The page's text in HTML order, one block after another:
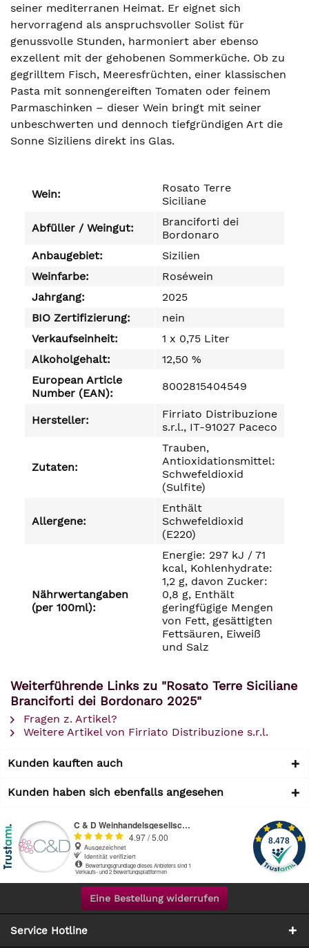
seiner mediterranen Heimat. Er eignet sich
hervorragend als anspruchsvoller Solist für
genussvolle Stunden, harmoniert aber ebenso
exzellent mit der gehobenen Sommerküche. Ob zu
gegrilltem Fisch, Meeresfrüchten, einer klassischen
Pasta mit sonnengereiften Tomaten oder feinem
Parmaschinken – dieser Wein bringt mit seiner
unbeschwerten und dennoch tiefgründigen Art die
Sonne Siziliens direkt ins Glas.
Wein:
Rosato Terre
Siciliane
Abfüller / Weingut:
Branciforti dei
Bordonaro
Anbaugebiet:
Sizilien
Weinfarbe:
Roséwein
Jahrgang:
2025
BIO Zertifizierung:
nein
Verkaufseinheit:
1 x 0,75 Liter
Alkoholgehalt:
12,50 %
European Article
Number (EAN):
8002815404549
Hersteller:
Firriato Distribuzione
s.r.l., IT-91027 Paceco
Zutaten:
Trauben,
Antioxidationsmittel:
Schwefeldioxid
(Sulfite)
Allergene:
Enthält
Schwefeldioxid
(E220)
Nährwertangaben
(per 100ml):
Energie: 297 kJ / 71
kcal, Kohlenhydrate:
1,2 g, davon Zucker:
0,8 g, Enthält
geringfügige Mengen
von Fett, gesättigten
Fettsäuren, Eiweiß
und Salz
Weiterführende Links zu "Rosato Terre Siciliane
Branciforti dei Bordonaro 2025"
Fragen z. Artikel?
Weitere Artikel von Firriato Distribuzione s.r.l.
Kunden kauften auch
Kunden haben sich ebenfalls angesehen
Eine Bestellung widerrufen
Service Hotline